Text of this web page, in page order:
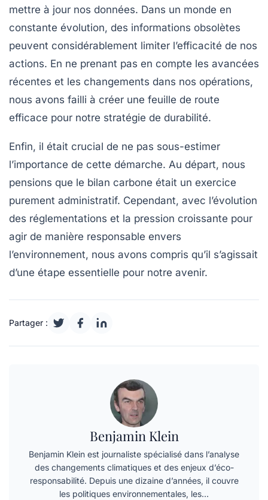
mettre à jour nos données. Dans un monde en
constante évolution, des informations obsolètes
peuvent considérablement limiter l’efficacité de nos
actions. En ne prenant pas en compte les avancées
récentes et les changements dans nos opérations,
nous avons failli à créer une feuille de route
efficace pour notre stratégie de durabilité.
Enfin, il était crucial de ne pas sous-estimer
l’importance de cette démarche. Au départ, nous
pensions que le bilan carbone était un exercice
purement administratif. Cependant, avec l’évolution
des réglementations et la pression croissante pour
agir de manière responsable envers
l’environnement, nous avons compris qu’il s’agissait
d’une étape essentielle pour notre avenir.
Partager :
Benjamin Klein
Benjamin Klein est journaliste spécialisé dans l’analyse
des changements climatiques et des enjeux d’éco-
responsabilité. Depuis une dizaine d’années, il couvre
les politiques environnementales, les…